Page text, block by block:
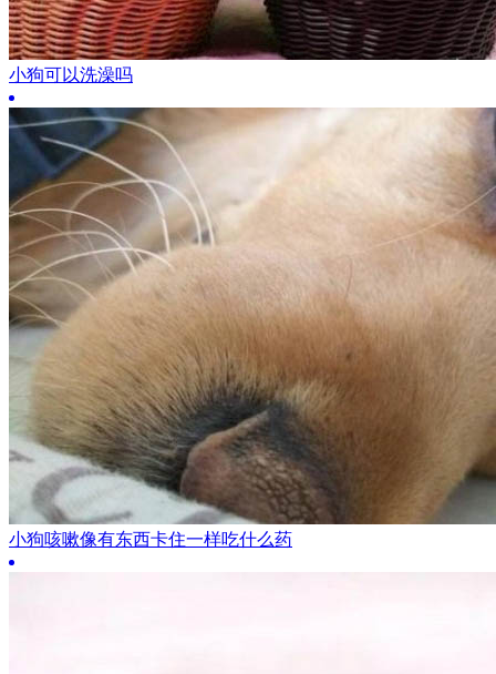
小狗可以洗澡吗
小狗咳嗽像有东西卡住一样吃什么药